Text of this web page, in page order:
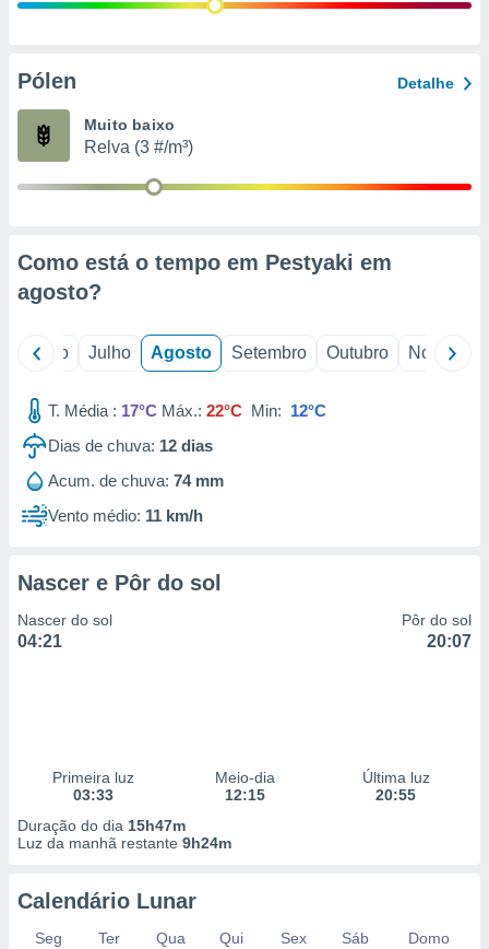
e
de
Pólen Detalhe
Muito baixo
Relva (3 #/m³)
Como está o tempo em Pestyaki em
agosto?
Junho Julho Agosto Setembro Outubro Novembro
T. Média : 17°C Máx.: 22°C Min: 12°C
Dias de chuva: 12 dias
Acum. de chuva: 74 mm
Vento médio: 11 km/h
Nascer e Pôr do sol
Nascer do sol
04:21
Pôr do sol
20:07
Primeira luz
03:33
Meio-dia
12:15
Última luz
20:55
Duração do dia 15h47m
Luz da manhã restante 9h24m
Calendário Lunar
Seg Ter Qua Qui Sex Sáb
Domo